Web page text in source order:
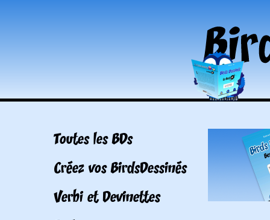
Toutes les BDs
Créez vos BirdsDessinés
Verbi et Devinettes